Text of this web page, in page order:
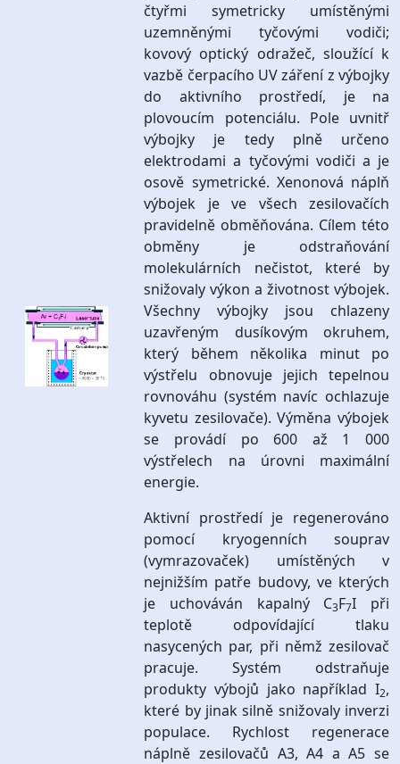
čtyřmi symetricky umístěnými
uzemněnými tyčovými vodiči;
kovový optický odražeč, sloužící k
vazbě čerpacího UV záření z výbojky
do aktivního prostředí, je na
plovoucím potenciálu. Pole uvnitř
výbojky je tedy plně určeno
elektrodami a tyčovými vodiči a je
osově symetrické. Xenonová náplň
výbojek je ve všech zesilovačích
pravidelně obměňována. Cílem této
obměny je odstraňování
molekulárních nečistot, které by
snižovaly výkon a životnost výbojek.
Všechny výbojky jsou chlazeny
uzavřeným dusíkovým okruhem,
který během několika minut po
výstřelu obnovuje jejich tepelnou
rovnováhu (systém navíc ochlazuje
kyvetu zesilovače). Výměna výbojek
se provádí po 600 až 1 000
výstřelech na úrovni maximální
energie.
Aktivní prostředí je regenerováno
pomocí kryogenních souprav
(vymrazovaček) umístěných v
nejnižším patře budovy, ve kterých
je uchováván kapalný C3F7I při
teplotě odpovídající tlaku
nasycených par, při němž zesilovač
pracuje. Systém odstraňuje
produkty výbojů jako například I2,
které by jinak silně snižovaly inverzi
populace. Rychlost regenerace
náplně zesilovačů A3, A4 a A5 se